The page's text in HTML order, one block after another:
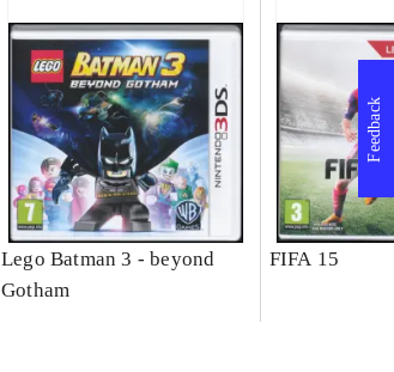
Lego Batman 3 - beyond
Gotham
FIFA 15
Feedback